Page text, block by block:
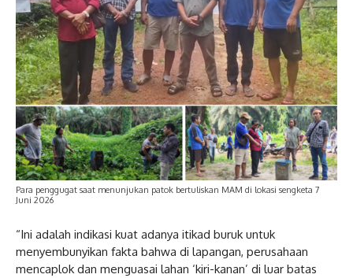
Para penggugat saat menunjukan patok bertuliskan MAM di lokasi sengketa 7
Juni 2026
“Ini adalah indikasi kuat adanya itikad buruk untuk
menyembunyikan fakta bahwa di lapangan, perusahaan
mencaplok dan menguasai lahan ‘kiri-kanan’ di luar batas